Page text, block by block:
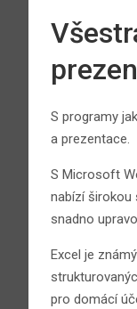
S programy
a prezentace.
S Microsoft
nabízí širokou
snadno
Excel je
pro domácí